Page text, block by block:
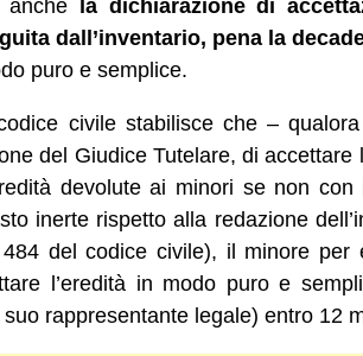
la dichiarazione di
dall’inventario, pena la
puro e semplice.
civile stabilisce che –
del Giudice Tutelare, di
devolute ai minori se non
inerte rispetto alla redazione
484 del codice civile), il minore
l’eredità in modo puro e
rappresentante legale) entro 12